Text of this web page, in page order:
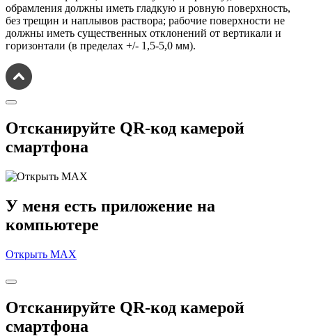
обрамления должны иметь гладкую и ровную поверхность,
без трещин и наплывов раствора; рабочие поверхности не
должны иметь существенных отклонений от вертикали и
горизонтали (в пределах +/- 1,5-5,0 мм).
Отсканируйте QR-код камерой
смартфона
У меня есть приложение на
компьютере
Открыть MAX
Отсканируйте QR-код камерой
смартфона